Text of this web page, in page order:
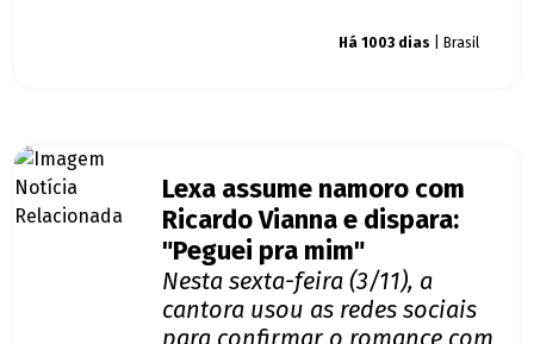
Há 1003 dias | Brasil
Lexa assume namoro com
Ricardo Vianna e dispara:
"Peguei pra mim"
Nesta sexta-feira (3/11), a
cantora usou as redes sociais
para confirmar o romance com